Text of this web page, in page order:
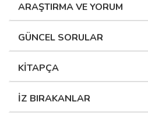
ARAŞTIRMA VE YORUM
GÜNCEL SORULAR
KİTAPÇA
İZ BIRAKANLAR